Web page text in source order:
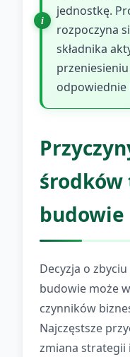
jednostkę.
rozpoczyna
składnika
odpowiednie
środków
budowie
Decyzja o
budowie może
czynników
Najczęstsze
zmiana strategii